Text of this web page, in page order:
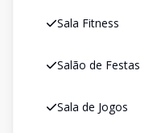
Sala Fitness
Salão de Festas
Sala de Jogos